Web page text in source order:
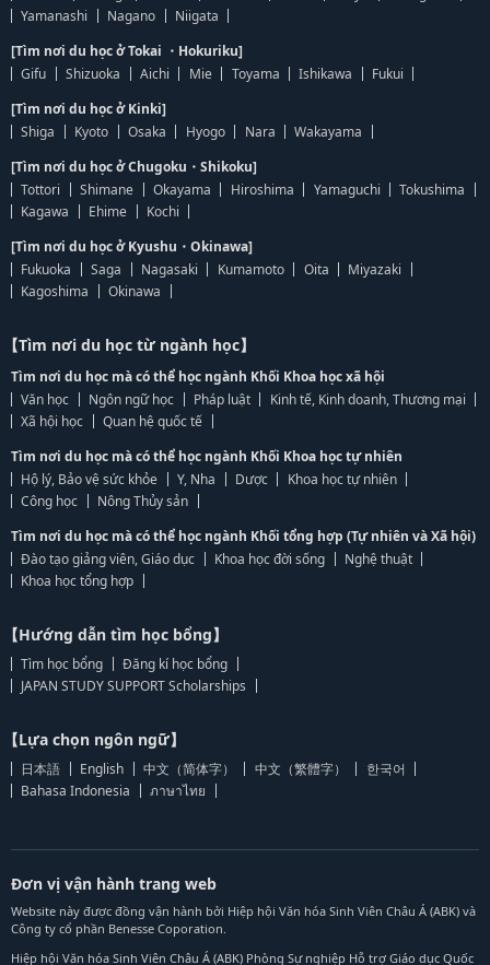
Yamanashi
Nagano
Niigata
[Tìm nơi du học ở Tokai ・Hokuriku]
Gifu
Shizuoka Aichi Mie Toyama Ishikawa
Fukui
[Tìm nơi du học ở Kinki]
Shiga
Kyoto Osaka Hyogo Nara
Wakayama
[Tìm nơi du học ở Chugoku・Shikoku]
Tottori
Shimane Okayama Hiroshima Yamaguchi
Tokushima
Kagawa
Ehime
Kochi
[Tìm nơi du học ở Kyushu・Okinawa]
Fukuoka
Saga Nagasaki Kumamoto Oita
Miyazaki
Kagoshima
Okinawa
【Tìm nơi du học từ ngành học】
Tìm nơi du học mà có thể học ngành Khối Khoa học xã hội
Văn học
Ngôn ngữ học Pháp luật
Kinh tế, Kinh doanh, Thương mại
Xã hội học
Quan hệ quốc tế
Tìm nơi du học mà có thể học ngành Khối Khoa học tự nhiên
Hộ lý, Bảo vệ sức khỏe
Y, Nha Dược
Khoa học tự nhiên
Công học
Nông Thủy sản
Tìm nơi du học mà có thể học ngành Khối tổng hợp (Tự nhiên và Xã hội)
Đào tạo giảng viên, Giáo dục
Khoa học đời sống
Nghệ thuật
Khoa học tổng hợp
【Hướng dẫn tìm học bổng】
Tìm học bổng
Đăng kí học bổng
JAPAN STUDY SUPPORT Scholarships
【Lựa chọn ngôn ngữ】
日本語 English 中文（简体字） 中文（繁體字）
한국어
Bahasa Indonesia
ภาษาไทย
Đơn vị vận hành trang web
Website này được đồng vận hành bởi Hiệp hội Văn hóa Sinh Viên Châu Á (ABK) và
Công ty cổ phần Benesse Coporation.
Hiệp hội Văn hóa Sinh Viên Châu Á (ABK) Phòng Sự nghiệp Hỗ trợ Giáo dục Quốc